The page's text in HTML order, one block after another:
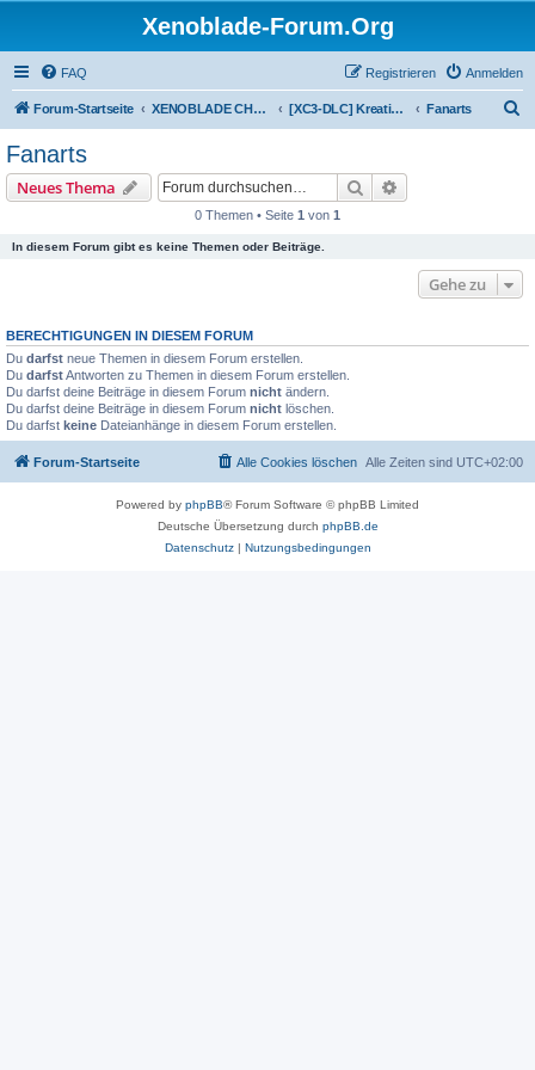
Xenoblade-Forum.Org
FAQ Anmelden
Registrieren
Forum-Startseite XENOBLADE CHRONICLES 3: DIE ERLÖSTE ZUKUNFT [XC3-DLC] Kreativitätskabinett Fanarts
Fanarts
Neues Thema Suche
0 Themen • Seite 1 von 1
In diesem Forum gibt es keine Themen oder Beiträge.
Gehe zu
BERECHTIGUNGEN IN DIESEM FORUM
Du darfst neue Themen in diesem Forum erstellen.
Du darfstAntworten zu Themen in diesem Forum erstellen.
Du darfst deine Beiträge in diesem Forum nicht ändern.
Du darfst deine Beiträge in diesem Forum nicht löschen.
Du darfst keine Dateianhänge in diesem Forum erstellen.
Forum-Startseite Alle Zeiten sind UTC+02:00
Alle Cookies löschen
Powered by phpBB® Forum Software © phpBB Limited
Deutsche Übersetzung durch phpBB.de
Datenschutz| Nutzungsbedingungen